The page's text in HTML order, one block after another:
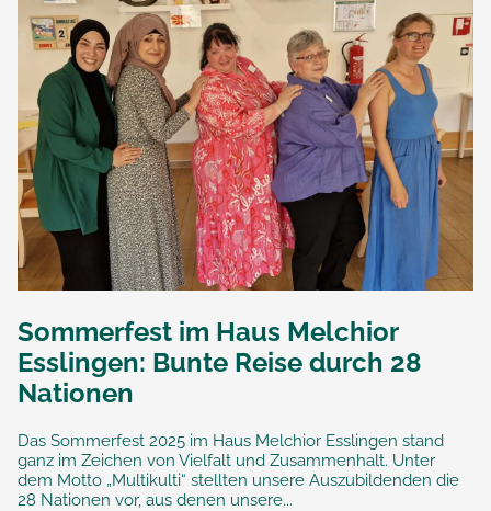
Sommerfest im Haus Melchior
Esslingen: Bunte Reise durch 28
Nationen
Das Sommerfest 2025 im Haus Melchior Esslingen stand
ganz im Zeichen von Vielfalt und Zusammenhalt. Unter
dem Motto „Multikulti“ stellten unsere Auszubildenden die
28 Nationen vor, aus denen unsere...